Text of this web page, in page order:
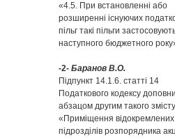
«4.5. При встановленні або
розширенні існуючих
пільг такі пільги
наступного бюджетного
-2- Баранов В.О.
Підпункт 14.1.6. статті 14
Податкового кодексу
абзацом другим такого
«Приміщення відокремлених
підрозділів розпорядника